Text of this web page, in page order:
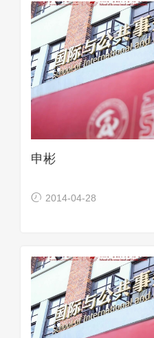
申彬
2014-04-28